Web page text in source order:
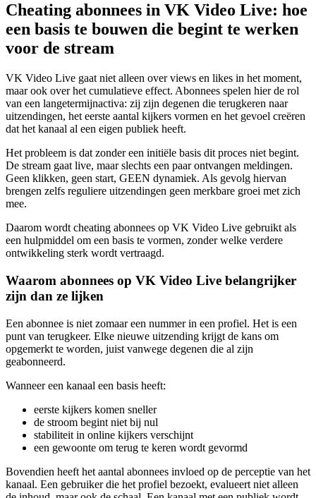
Cheating abonnees in VK Video Live: hoe
een basis te bouwen die begint te werken
voor de stream
VK Video Live gaat niet alleen over views en likes in het moment,
maar ook over het cumulatieve effect. Abonnees spelen hier de rol
van een langetermijnactiva: zij zijn degenen die terugkeren naar
uitzendingen, het eerste aantal kijkers vormen en het gevoel creëren
dat het kanaal al een eigen publiek heeft.
Het probleem is dat zonder een initiële basis dit proces niet begint.
De stream gaat live, maar slechts een paar ontvangen meldingen.
Geen klikken, geen start, GEEN dynamiek. Als gevolg hiervan
brengen zelfs reguliere uitzendingen geen merkbare groei met zich
mee.
Daarom wordt cheating abonnees op VK Video Live gebruikt als
een hulpmiddel om een basis te vormen, zonder welke verdere
ontwikkeling sterk wordt vertraagd.
Waarom abonnees op VK Video Live belangrijker
zijn dan ze lijken
Een abonnee is niet zomaar een nummer in een profiel. Het is een
punt van terugkeer. Elke nieuwe uitzending krijgt de kans om
opgemerkt te worden, juist vanwege degenen die al zijn
geabonneerd.
Wanneer een kanaal een basis heeft:
eerste kijkers komen sneller
de stroom begint niet bij nul
stabiliteit in online kijkers verschijnt
een gewoonte om terug te keren wordt gevormd
Bovendien heeft het aantal abonnees invloed op de perceptie van het
kanaal. Een gebruiker die het profiel bezoekt, evalueert niet alleen